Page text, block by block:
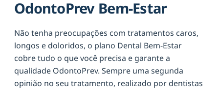
OdontoPrev Bem-Estar
Não tenha preocupações com tratamentos caros,
longos e doloridos, o plano Dental Bem-Estar
cobre tudo o que você precisa e garante a
qualidade OdontoPrev. Sempre uma segunda
opinião no seu tratamento, realizado por dentistas